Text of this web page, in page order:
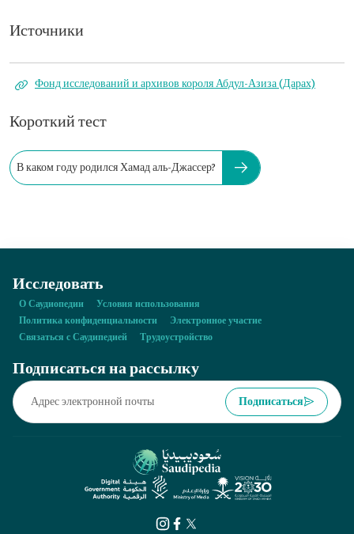
Источники
Фонд исследований и архивов короля Абдул-Азиза (Дарах)
Короткий тест
В каком году родился Хамад аль-Джассер?
Исследовать
О Саудиопедии
Условия использования
Политика конфиденциальности
Электронное участие
Связаться с Саудипедией
Трудоустройство
Подписаться на рассылку
Подписаться